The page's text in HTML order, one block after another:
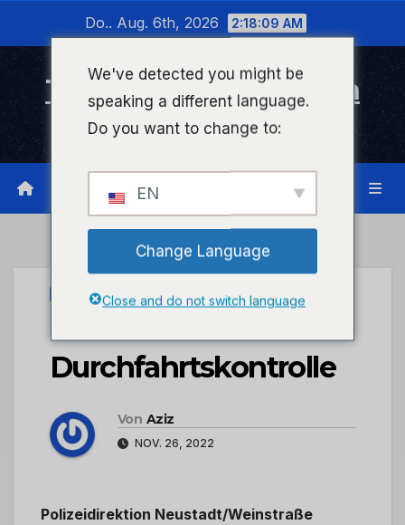
wechseln
Do.. Aug. 6th, 2026 2:18:10 AM
Timeline Bad Kreuznach
Infonetzwerk für Bad Kreuznach
UNCATEGORIZED
POL-PDNW:
Durchfahrtskontrolle
Von Aziz
NOV. 26, 2022
Polizeidirektion Neustadt/Weinstraße
We've detected you might be
speaking a different language.
Do you want to change to:
EN
Change Language
Close and do not switch language